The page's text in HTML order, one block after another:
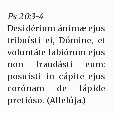
Ps 20:3-4
Desidérium ánimæ ejus
tribuísti ei, Dómine, et
voluntáte labiórum ejus
non fraudásti eum:
posuísti in cápite ejus
corónam de lápide
pretióso. (Allelúja.)